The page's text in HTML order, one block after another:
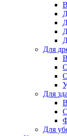
Для
Для
Для